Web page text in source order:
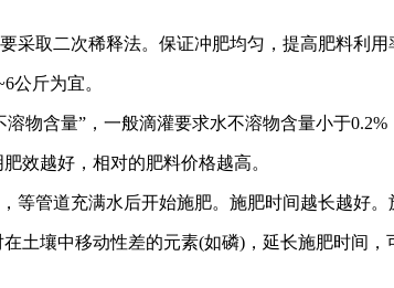
采取二次稀释法。保证冲肥均匀，提高肥料利
公斤为宜。
物含量”，一般滴灌要求水不溶物含量小于
效越好，相对的肥料价格越高。
等管道充满水后开始施肥。施肥时间越长越好
土壤中移动性差的元素(如磷)，延长施肥时间